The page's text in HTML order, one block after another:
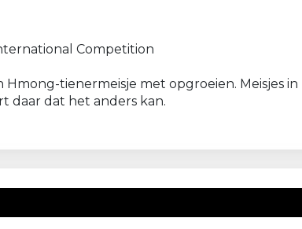
Competition
tienermeisje met opgroeien. Meisjes
daar dat het anders kan.